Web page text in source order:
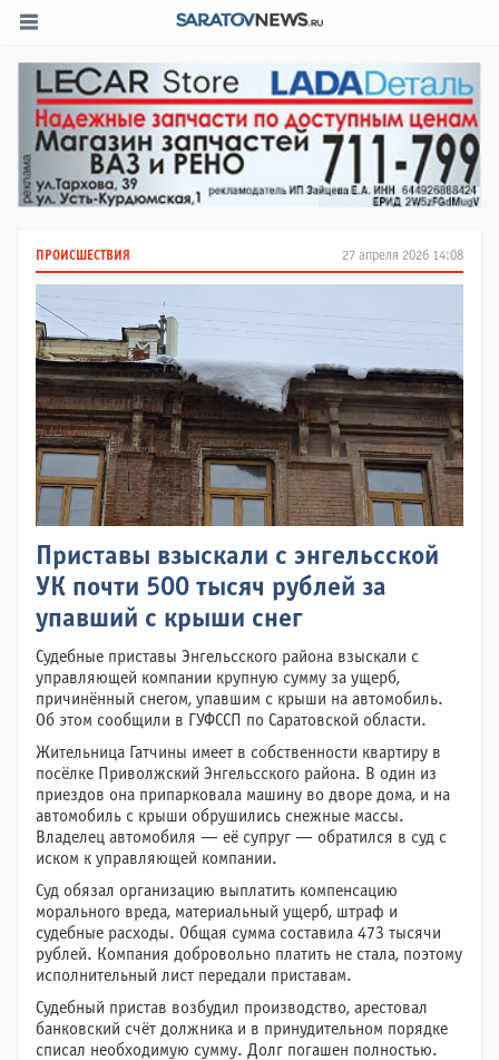
27 апреля 2026 14:08
ПРОИСШЕСТВИЯ
Приставы взыскали с энгельсской
УК почти 500 тысяч рублей за
упавший с крыши снег
Судебные приставы Энгельсского района взыскали с
управляющей компании крупную сумму за ущерб,
причинённый снегом, упавшим с крыши на автомобиль.
Об этом сообщили в ГУФССП по Саратовской области.
Жительница Гатчины имеет в собственности квартиру в
посёлке Приволжский Энгельсского района. В один из
приездов она припарковала машину во дворе дома, и на
автомобиль с крыши обрушились снежные массы.
Владелец автомобиля — её супруг — обратился в суд с
иском к управляющей компании.
Суд обязал организацию выплатить компенсацию
морального вреда, материальный ущерб, штраф и
судебные расходы. Общая сумма составила 473 тысячи
рублей. Компания добровольно платить не стала, поэтому
исполнительный лист передали приставам.
Судебный пристав возбудил производство, арестовал
банковский счёт должника и в принудительном порядке
списал необходимую сумму. Долг погашен полностью.